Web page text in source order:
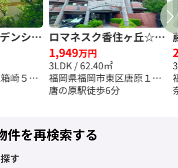
ンシテ
料無
崎５丁
ロマネスク香住ヶ丘☆仲
介手数料無料☆
1,949万円
3LDK / 62.40㎡
福岡県福岡市東区唐原１丁
目
唐の原駅徒歩6分
件を再検索する
す